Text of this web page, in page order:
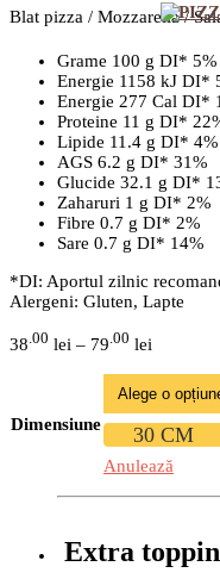
Blat pizza / Mozzarella /
Grame 100 g DI* 5%
Energie 1158 kJ DI*
Energie 277 Cal DI*
Proteine 11 g DI*
Lipide 11.4 g DI* 4%
AGS 6.2 g DI* 31%
Glucide 32.1 g DI*
Zaharuri 1 g DI* 2%
Fibre 0.7 g DI* 2%
Sare 0.7 g DI* 14%
*DI: Aportul zilnic
Alergeni: Gluten, Lapte
38.00 lei – 79.00 lei
prețuri:
38.00 lei
până
la
79.00 lei
Dimensiune 30 CM
Anulează
Extra